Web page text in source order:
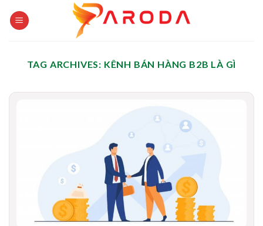
TAG ARCHIVES: KÊNH BÁN HÀNG B2B LÀ GÌ